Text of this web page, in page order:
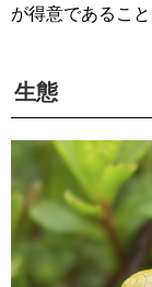
が得意であるこ
生態